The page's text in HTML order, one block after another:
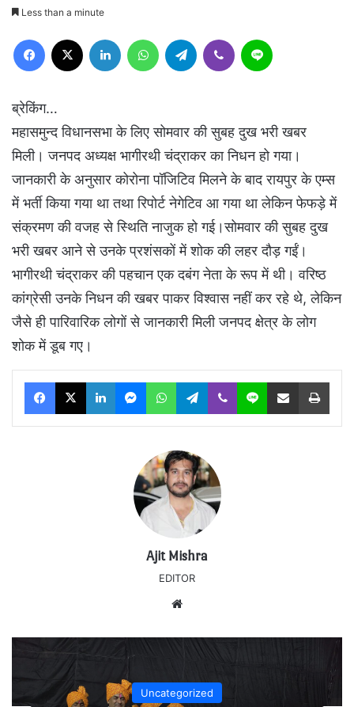
Less than a minute
Facebook LinkedIn WhatsAppTelegram Viber
ब्रेकिंग…
महासमुन्द विधानसभा के लिए सोमवार की सुबह दुख भरी खबर
मिली। जनपद अध्यक्ष भागीरथी चंद्राकर का निधन हो गया।
जानकारी के अनुसार कोरोना पॉजिटिव मिलने के बाद रायपुर के एम्स
में भर्ती किया गया था तथा रिपोर्ट नेगेटिव आ गया था लेकिन फेफड़े में
संक्रमण की वजह से स्थिति नाजुक हो गई।सोमवार की सुबह दुख
भरी खबर आने से उनके प्रशंसकों में शोक की लहर दौड़ गईं।
भागीरथी चंद्राकर की पहचान एक दबंग नेता के रूप में थी। वरिष्ठ
कांग्रेसी उनके निधन की खबर पाकर विश्वास नहीं कर रहे थे, लेकिन
जैसे ही पारिवारिक लोगों से जानकारी मिली जनपद क्षेत्र के लोग
शोक में डूब गए।
Facebook
X LinkedInMessengerWhatsAppTelegram
Viber Line Share via Email Print
Ajit Mishra
EDITOR
Uncategorized